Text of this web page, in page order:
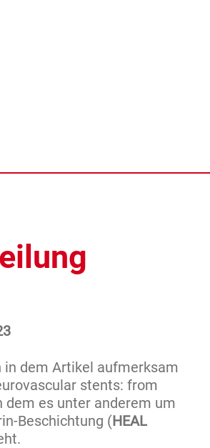
dem Artikel aufmerksam
stents: from
dem es unter anderem um
Beschichtung (HEAL